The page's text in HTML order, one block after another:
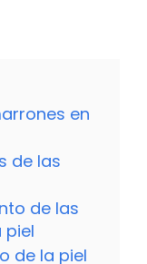
en
de las
de las
piel
de la piel